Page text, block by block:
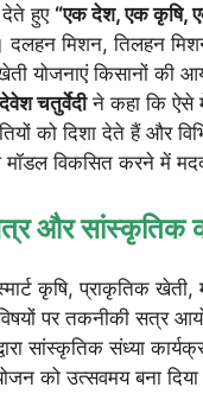
देते हुए “एक देश, एक कृषि,
दलहन मिशन, तिलहन
योजनाएं किसानों की
चतुर्वेदीने कहा कि ऐसे
को दिशा देते हैं और
मॉडल विकसित करने में
और सांस्कृतिक
कृषि, प्राकृतिक खेती,
विषयों पर तकनीकी सत्र
सांस्कृतिक संध्या
को उत्सवमय बना